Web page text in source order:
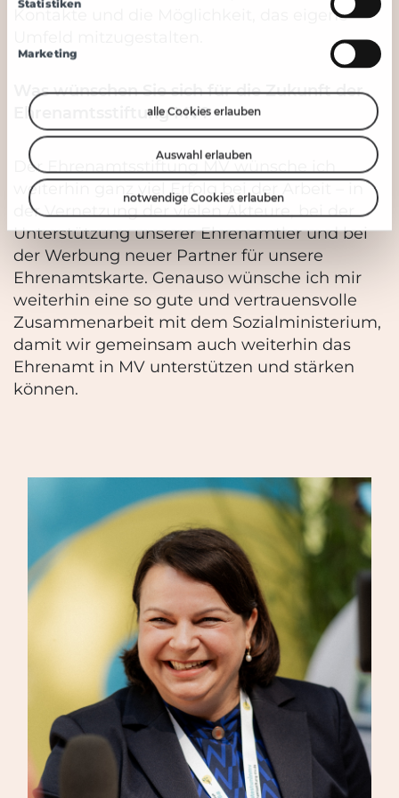
Statistiken
Marketing
alle Cookies erlauben
Auswahl erlauben
notwendige Cookies erlauben
Kontakte und die Möglichkeit, das eigene
Was wünschen Sie sich für die Zukunft der
Ehrenamtsstiftung MV?
Der Ehrenamtsstiftung MV wünsche ich
weiterhin ganz viel Erfolg bei der Arbeit – in
der Vernetzung der vielen Akteure, bei der
Unterstützung unserer Ehrenamtler und bei
der Werbung neuer Partner für unsere
Ehrenamtskarte. Genauso wünsche ich mir
weiterhin eine so gute und vertrauensvolle
Zusammenarbeit mit dem Sozialministerium,
damit wir gemeinsam auch weiterhin das
Ehrenamt in MV unterstützen und stärken
können.